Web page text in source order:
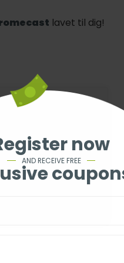
now
AND RECEIVE FREE
lavet til dig!